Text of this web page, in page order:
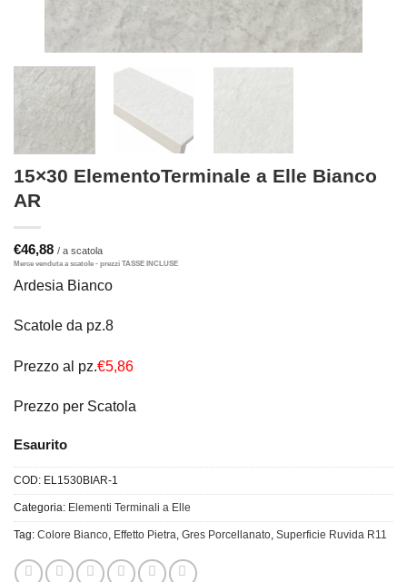
15×30 ElementoTerminale a Elle Bianco
AR
€46,88
Ardesia Bianco
Scatole da pz.8
Prezzo al pz.€5,86
Prezzo per Scatola
Esaurito
COD: EL1530BIAR-1
Categoria: Elementi Terminali a Elle
Tag: Colore Bianco Effetto Pietra Gres Porcellanato Superficie Ruvida R11